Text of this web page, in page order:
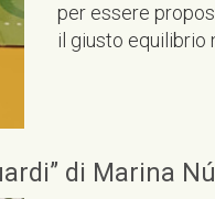
per essere
il giusto equilibrio
di Marina